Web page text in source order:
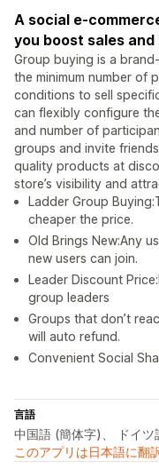
A social e-
you boost sales
Group buying is a
the minimum number of
conditions to sell
can flexibly configure
and number of
groups and invite
quality products at
store’s visibility and
Ladder Group
cheaper the price.
Old Brings New:Any
new users can join.
Leader Discount
group leaders
Groups that don’t
will auto refund.
Convenient Social
言語
中国語 (簡体字)、 ドイ
このアプリは日本語に翻